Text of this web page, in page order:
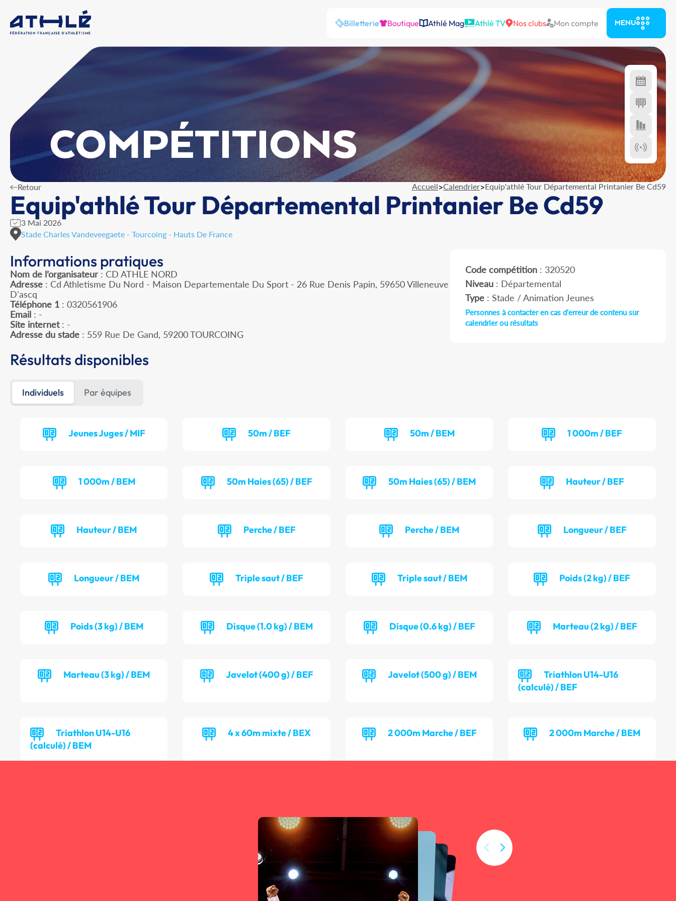
Billetterie Boutique Athlé Mag Athlé TV Nos clubs Mon compte MENU
COMPÉTITIONS
Retour Accueil>Calendrier>Equip'athlé Tour Départemental Printanier Be Cd59
Equip'athlé Tour Départemental Printanier Be Cd59
3 Mai 2026
Stade Charles Vandeveegaete - Tourcoing - Hauts De France
Informations pratiques
Nom de l’organisateur : CD ATHLE NORD
Adresse : Cd Athletisme Du Nord - Maison Departementale Du Sport - 26 Rue Denis Papin, 59650 Villeneuve
D'ascq
Téléphone 1 : 0320561906
Email : -
Site internet: -
Adresse du stade : 559 Rue De Gand, 59200 TOURCOING
Code compétition : 320520
Niveau : Départemental
Type : Stade / Animation Jeunes
Personnes à contacter en cas d'erreur de contenu sur
calendrier ou résultats
Résultats disponibles
Individuels Par équipes
Jeunes Juges / MIF 50m / BEF 50m / BEM 1 000m / BEF
1 000m / BEM 50m Haies (65) / BEF 50m Haies (65) / BEM Hauteur / BEF
Hauteur / BEM Perche / BEF Perche / BEM Longueur / BEF
Longueur / BEM Triple saut / BEF Triple saut / BEM Poids (2 kg) / BEF
Poids (3 kg) / BEM Disque (1.0 kg) / BEM Disque (0.6 kg) / BEF Marteau (2 kg) / BEF
Marteau (3 kg) / BEM Javelot (400 g) / BEF Javelot (500 g) / BEM
Triathlon U14-U16
(calculé) / BEF
Triathlon U14-U16
(calculé) / BEM
4 x 60m mixte / BEX 2 000m Marche / BEF 2 000m Marche / BEM